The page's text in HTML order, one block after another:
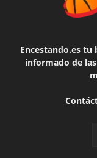
Encestando.es tu
informado de